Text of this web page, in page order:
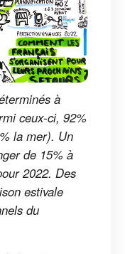
à
ceux-ci, 92%
la mer). Un
de 15% à
2022. Des
estivale
du